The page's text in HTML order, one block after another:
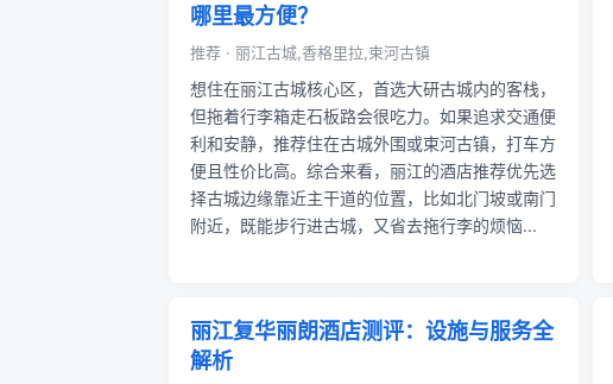
哪里最方便？
推荐 · 丽江古城,香格里拉,束河古镇
想住在丽江古城核心区，首选大研古城内的客栈，
但拖着行李箱走石板路会很吃力。如果追求交通便
利和安静，推荐住在古城外围或束河古镇，打车方
便且性价比高。综合来看，丽江的酒店推荐优先选
择古城边缘靠近主干道的位置，比如北门坡或南门
附近，既能步行进古城，又省去拖行李的烦恼...
丽江复华丽朗酒店测评：设施与服务全
解析